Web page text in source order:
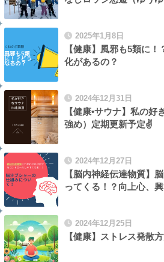
2025年1月8日
【健康】風邪も5類に
化があるの？
2024年12月31日
【健康•サウナ】私の
強め）定期更新予定✌️
2024年12月27日
【脳内神経伝達物質】
ってくる！？向上心、
2024年12月25日
【健康】ストレス発散